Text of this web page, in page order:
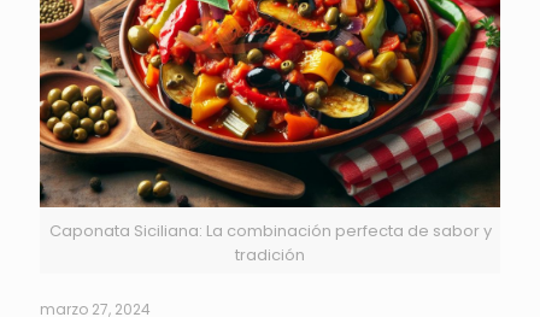
Caponata Siciliana: La combinación perfecta de sabor y
tradición
marzo 27, 2024